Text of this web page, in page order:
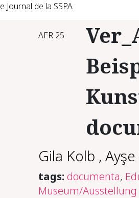
e Journal de la SSPA
AER 25
Gila Kolb ,
tags: documenta,
Museum/Ausstellung